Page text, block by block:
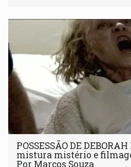
POSSESSÃO DE
mistura mistério e
Por Marcos Souza